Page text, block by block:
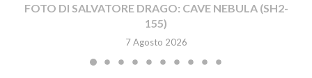
FOTO DI SALVATORE DRAGO: CAVE NEBULA (SH2-
155)
7 Agosto 2026